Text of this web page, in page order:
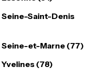
Saint-Denis
et-Marne (77)
(78)